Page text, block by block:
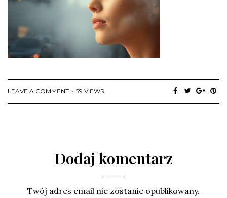
LEAVE A COMMENT 59 VIEWS
Dodaj komentarz
Twój adres email nie zostanie opublikowany.